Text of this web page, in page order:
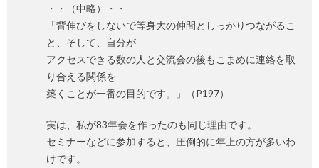
・・（中略）・・
「背伸びをしないで等身大の仲間としっかりつながるこ
と、そして、自分が
アクセスできる数の人と交流会の後もこまめに連絡を取
り合える関係を
築くことが一番の目的です。」（P197）
実は、私が83年会を作ったのも同じ理由です。
セミナーなどに参加すると、圧倒的に年上の方が多いわ
けです。